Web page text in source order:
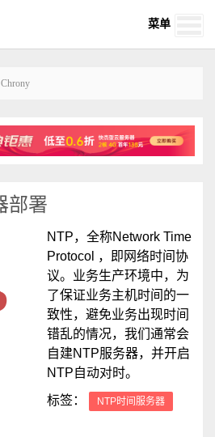
菜单
部署
NTP，全称Network Time
Protocol ，即网络时间协
议。业务生产环境中，为
了保证业务主机时间的一
致性，避免业务出现时间
错乱的情况，我们通常会
自建NTP服务器，并开启
NTP自动对时。
标签：
NTP时间服务器